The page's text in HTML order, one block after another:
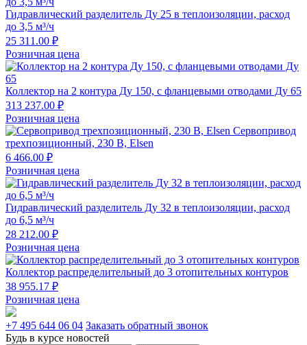
Гидравлический разделитель Ду 25 в теплоизоляции, расход
до 3,5 м³/ч
25 311.00 ₽
Розничная цена
Коллектор на 2 контура Ду 150, с фланцевыми отводами Ду 65
313 237.00 ₽
Розничная цена
Сервопривод
трехпозиционный, 230 В, Elsen
6 466.00 ₽
Розничная цена
Гидравлический разделитель Ду 32 в теплоизоляции, расход
до 6,5 м³/ч
28 212.00 ₽
Розничная цена
Коллектор распределительный до 3 отопительных контуров
38 955.17 ₽
Розничная цена
+7 495 644 06 04 Заказать обратный звонок
Будь в курсе новостей